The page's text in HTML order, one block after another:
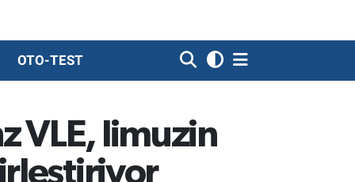
OTO-TEST
VLE, limuzin